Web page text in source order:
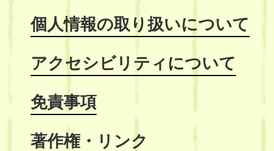
個人情報の取り扱いについて
アクセシビリティについて
免責事項
著作権・リンク